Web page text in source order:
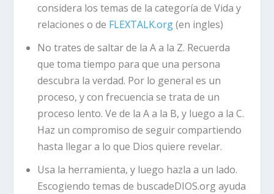
considera los temas de la categoría de Vida y
relaciones o de FLEXTALK.org(en ingles)
No trates de saltar de la A a la Z. Recuerda
que toma tiempo para que una persona
descubra la verdad. Por lo general es un
proceso, y con frecuencia se trata de un
proceso lento. Ve de la A a la B, y luego a la C.
Haz un compromiso de seguir compartiendo
hasta llegar a lo que Dios quiere revelar.
Usa la herramienta, y luego hazla a un lado.
Escogiendo temas de buscadeDIOS.org ayuda